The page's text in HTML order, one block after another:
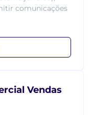
comunicações
Vendas